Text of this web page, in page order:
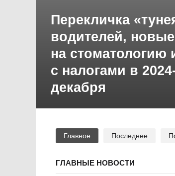
Перекличка
водителей,
на стоматологию
с налогами в
декабря
Главное Последнее
ГЛАВНЫЕ НОВОСТИ